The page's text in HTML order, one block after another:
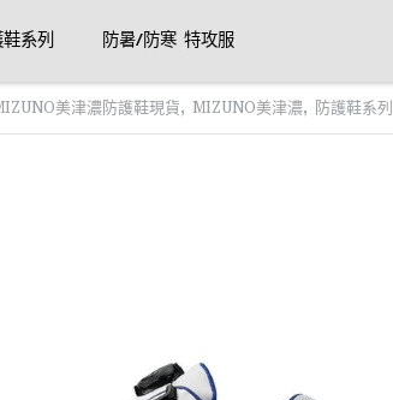
系列 防暑/防寒 特攻服
美津濃防護鞋現貨, MIZUNO美津濃, 防護鞋系列